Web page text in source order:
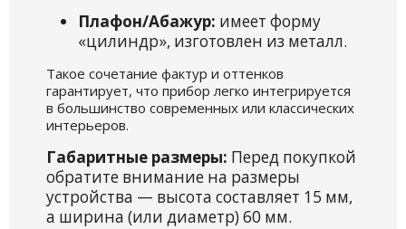
Плафон/Абажур: имеет форму
«цилиндр», изготовлен из металл.
Такое сочетание фактур и оттенков
гарантирует, что прибор легко интегрируется
в большинство современных или классических
интерьеров.
Габаритные размеры: Перед покупкой
обратите внимание на размеры
устройства — высота составляет 15 мм,
а ширина (или диаметр) 60 мм.